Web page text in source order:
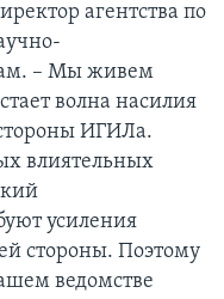
агентства по
– Мы живем
волна насилия
ИГИЛа.
влиятельных
усиления
стороны. Поэтому
ведомстве